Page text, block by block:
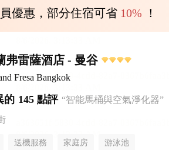
優惠，部分住宿可省 10% ！
弗雷薩酒店 - 曼谷
Fresa Bangkok
的 145 點評 “智能馬桶與空氣淨化器”
送機服務 家庭房 游泳池